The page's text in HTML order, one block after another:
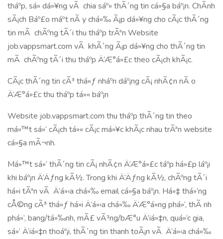
tháº­p, sá»­ dá»¥ng vÃ chia sáº» thÃ´ng tin cá»§a báº¡n. ChÃ­nh
sÃ¡ch Báº£o máº­t nÃ y chá»‰ Ã¡p dá»¥ng cho cÃ¡c thÃ´ng
tin mÃ chÃºng tÃ´i thu tháº­p trÃªn Website
job.vappsmart.com vÃ khÃ´ng Ã¡p dá»¥ng cho thÃ´ng tin
mÃ chÃºng tÃ´i thu tháº­p Ä‘Æ°á»£c theo cÃ¡ch khÃ¡c.
CÃ¡c thÃ´ng tin cÃ³ thá»ƒ nháº­n dáº¡ng cÃ¡ nhÃ¢n nÃ o
Ä‘Æ°á»£c thu tháº­p tá»« báº¡n
Website job.vappsmart.com thu tháº­p thÃ´ng tin theo
má»™t sá»‘ cÃ¡ch tá»« cÃ¡c má»¥c khÃ¡c nhau trÃªn website
cá»§a mÃ¬nh.
Má»™t sá»‘ thÃ´ng tin cÃ¡ nhÃ¢n Ä‘Æ°á»£c táº­p há»£p láº¡i
khi báº¡n Ä‘Äƒng kÃ½. Trong khi Ä‘Äƒng kÃ½, chÃºng tÃ´i
há»i tÃªn vÃ Ä‘á»‹a chá»‰ email cá»§a báº¡n. Há»‡ thá»‘ng
cÅ©ng cÃ³ thá»ƒ há»i Ä‘á»‹a chá»‰ Ä‘Æ°á»ng phá»‘, thÃ nh
phá»‘, bang/tá»‰nh, mÃ£ vÃ¹ng/bÆ°u Ä‘iá»‡n, quá»‘c gia,
sá»‘ Ä‘iá»‡n thoáº¡i, thÃ´ng tin thanh toÃ¡n vÃ Ä‘á»‹a chá»‰